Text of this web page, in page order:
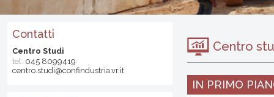
Contatti
Centro Studi
tel. 045 8099419
centro.studi@confindustria.vr.it
Centro
IN PRIMO